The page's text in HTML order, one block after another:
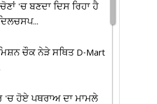
'ਚ ਬਣਦਾ ਦਿਸ ਰਿਹਾ ਹੈ
ਚੌਕ ਨੇੜੇ ਸਥਿਤ D-Mart
'ਚ ਹੋਏ ਪਥਰਾਅ ਦਾ ਮਾਮਲੇ